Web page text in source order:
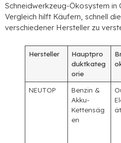
Schneidwerkzeug-Ökosystem in
Vergleich hilft Käufern, schnell
verschiedener Hersteller zu
Hersteller
Hauptpro
duktkateg
orie
NEUTOP
Benzin &
Akku-
Kettensäg
en